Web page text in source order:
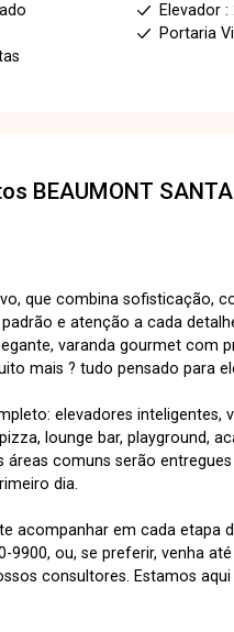
Elevador :
Portaria
BEAUMONT
que combina sofisticação,
e atenção a cada
varanda gourmet com
mais ? tudo pensado para
elevadores inteligentes,
lounge bar, playground,
áreas comuns serão
dia.
acompanhar em cada etapa
ou, se preferir, venha
consultores. Estamos